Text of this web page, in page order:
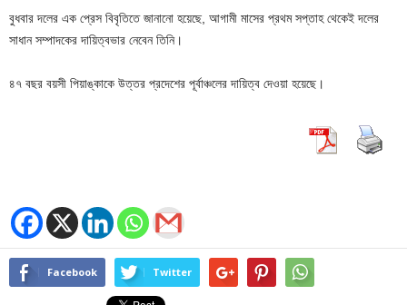
বুধবার দলের এক প্রেস বিবৃতিতে জানানো হয়েছে, আগামী মাসের প্রথম সপ্তাহ থেকেই দলের
সাধান সম্পাদকের দায়িত্বভার নেবেন তিনি।
৪৭ বছর বয়সী পিয়াঙ্কাকে উত্তর প্রদেশের পূর্বাঞ্চলের দায়িত্ব দেওয়া হয়েছে।
Facebook Twitter